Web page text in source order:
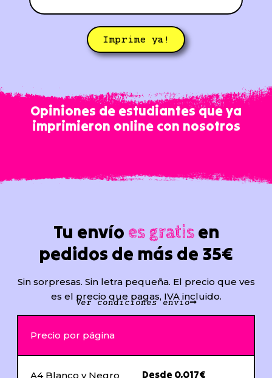
Imprime ya!
Opiniones de estudiantes que ya
imprimieron online con nosotros
Tu envío es gratis en
pedidos de más de 35€
Sin sorpresas. Sin letra pequeña. El precio que ves
es el precio que pagas, IVA incluido.
Ver condiciones envío
Precio por página
A4 Blanco y Negro Desde 0,017€